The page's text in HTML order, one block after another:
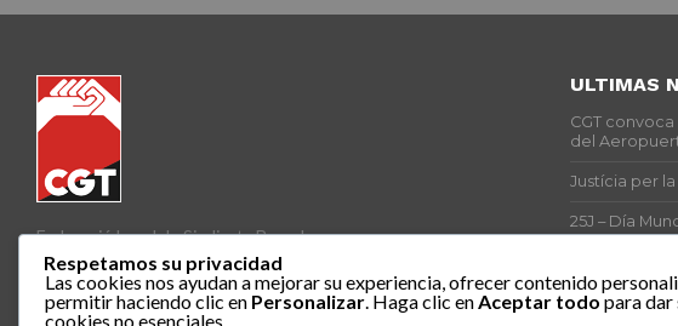
Federació Local de Sindicats Barcelona
ULTIMAS
CGT
del
Justícia per
25J – Día
Actes
Respetamos su privacidad
Las cookies nos ayudan a mejorar su experiencia, ofrecer contenido
permitir haciendo clic en Personalizar. Haga clic enAceptar todopara dar
cookies no esenciales.